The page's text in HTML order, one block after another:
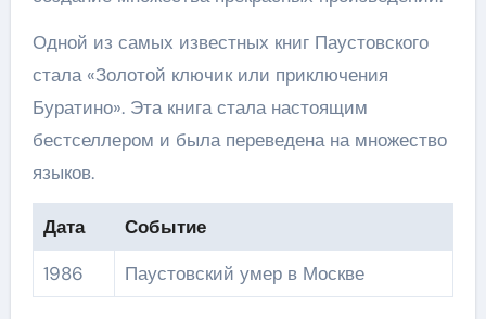
Одной из самых известных книг Паустовского
стала «Золотой ключик или приключения
Буратино». Эта книга стала настоящим
бестселлером и была переведена на множество
языков.
Дата
Событие
1986
Паустовский умер в Москве